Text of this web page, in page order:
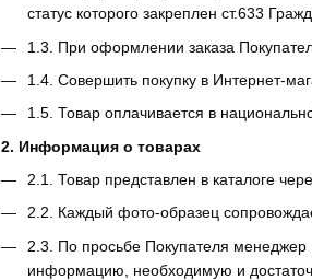
статус которого закреплен ст.633
1.3. При оформлении заказа
1.4. Совершить покупку в Интернет-
1.5. Товар оплачивается в
2. Информация о товарах
2.1. Товар представлен в каталоге
2.2. Каждый фото-образец
2.3. По просьбе Покупателя менеджер
информацию, необходимую и